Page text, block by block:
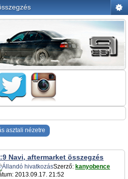
asztali nézetre
Navi, aftermarket összegzés
Szerző: kanyobence
2013.09.17. 21:52